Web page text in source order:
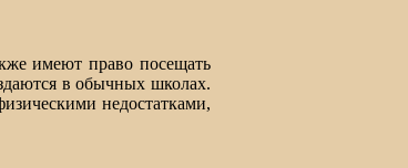
имеют право посещать
в обычных школах.
недостатками,